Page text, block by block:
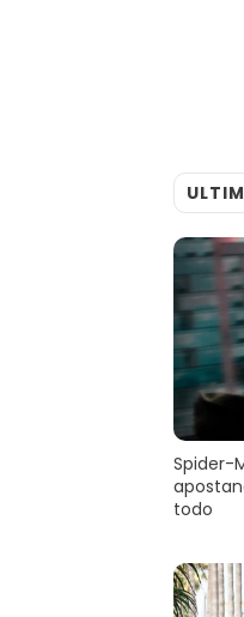
Spider-
todo